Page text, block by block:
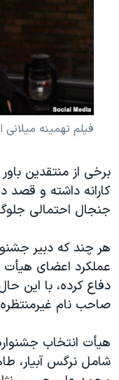
فیلم تهمینه
برخی از منتقدین
کارانه داشته و قصد
جنجال احتمالی
هر چند که دبیر
عملکرد اعضای
دفاع کرده، با این
صاحب نام
هیأت انتخاب
شامل نرگس آبیار،